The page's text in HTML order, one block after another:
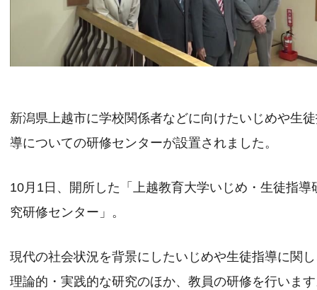
新潟県上越市に学校関係者などに向けたいじめや生
導についての研修センターが設置されました。
10月1日、開所した「上越教育大学いじめ・生徒指導
究研修センター」。
現代の社会状況を背景にしたいじめや生徒指導に関
理論的・実践的な研究のほか、教員の研修を行いま